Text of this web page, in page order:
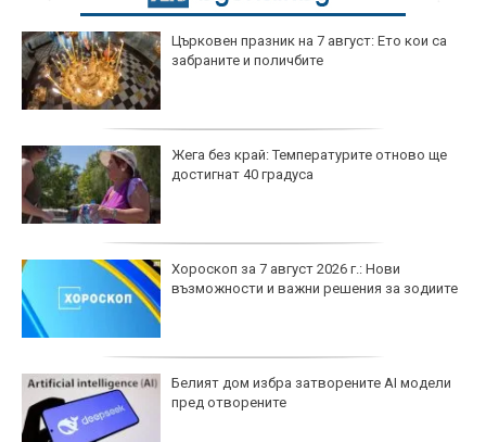
Църковен празник на 7 август: Ето кои са
забраните и поличбите
Жега без край: Температурите отново ще
достигнат 40 градуса
Хороскоп за 7 август 2026 г.: Нови
възможности и важни решения за зодиите
Белият дом избра затворените AI модели
пред отворените